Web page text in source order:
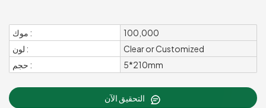
موك :
100,000
لون :
Clear or Customized
حجم :
5*210mm